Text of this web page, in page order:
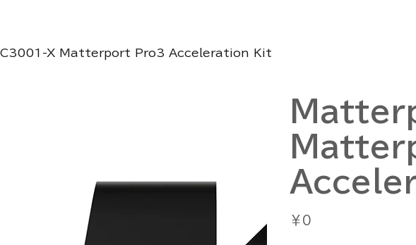
X Matterport Pro3 Acceleration Kit
格
￥0